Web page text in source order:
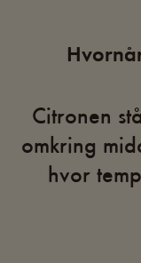
Citronen
omkring
hvor